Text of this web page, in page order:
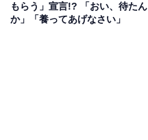
もらう」宣言!? 「おい、待たん
か」「養ってあげなさい」